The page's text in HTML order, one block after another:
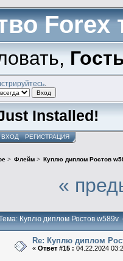
Forex
Installed!
ВХОД РЕГИСТРАЦИЯ
> Флейм> Куплю диплом Ростов
«
Куплю диплом Ростов w589v
Re: Куплю диплом
«Ответ #15 : 04.22.2024